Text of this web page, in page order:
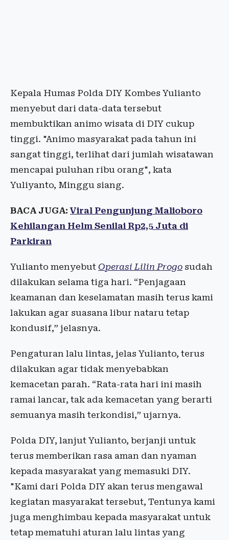
Kepala Humas Polda DIY Kombes Yulianto
menyebut dari data-data tersebut
membuktikan animo wisata di DIY cukup
tinggi. "Animo masyarakat pada tahun ini
sangat tinggi, terlihat dari jumlah wisatawan
mencapai puluhan ribu orang", kata
Yuliyanto, Minggu siang.
BACA JUGA:Viral Pengunjung Malioboro
Kehilangan Helm Senilai Rp2,5 Juta di
Parkiran
Yulianto menyebut Operasi Lilin Progo sudah
dilakukan selama tiga hari. “Penjagaan
keamanan dan keselamatan masih terus kami
lakukan agar suasana libur nataru tetap
kondusif,” jelasnya.
Pengaturan lalu lintas, jelas Yulianto, terus
dilakukan agar tidak menyebabkan
kemacetan parah. “Rata-rata hari ini masih
ramai lancar, tak ada kemacetan yang berarti
semuanya masih terkondisi,” ujarnya.
Polda DIY, lanjut Yulianto, berjanji untuk
terus memberikan rasa aman dan nyaman
kepada masyarakat yang memasuki DIY.
"Kami dari Polda DIY akan terus mengawal
kegiatan masyarakat tersebut, Tentunya kami
juga menghimbau kepada masyarakat untuk
tetap mematuhi aturan lalu lintas yang